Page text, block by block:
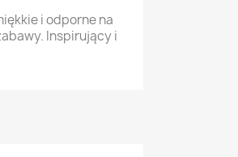
i odporne na
Inspirujący i